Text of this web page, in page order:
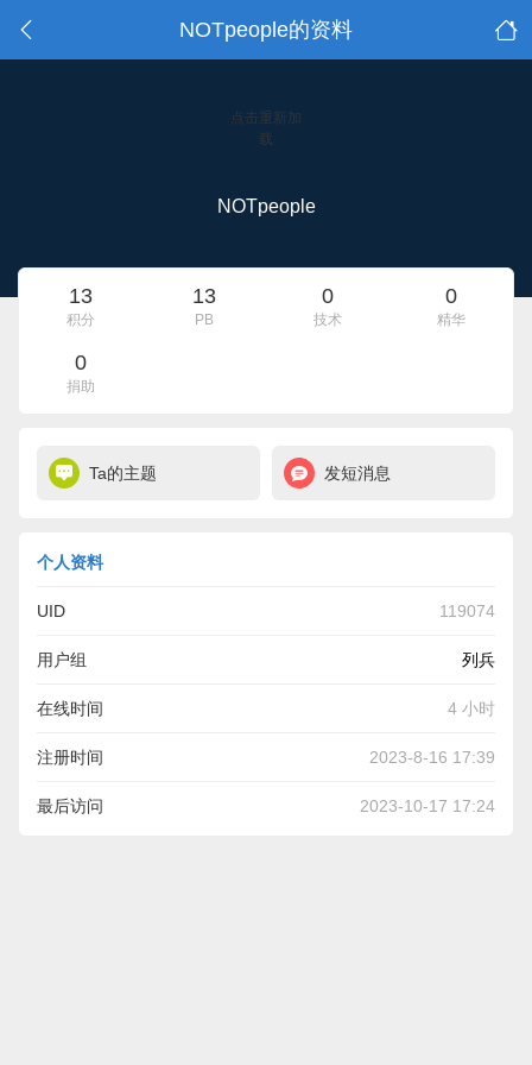
NOTpeople的资料
点击重新加
载
NOTpeople
13
积分
13
PB
0
技术
0
精华
0
捐助
Ta的主题 发短消息
个人资料
UID 119074
用户组 列兵
在线时间 4 小时
注册时间 2023-8-16 17:39
最后访问 2023-10-17 17:24